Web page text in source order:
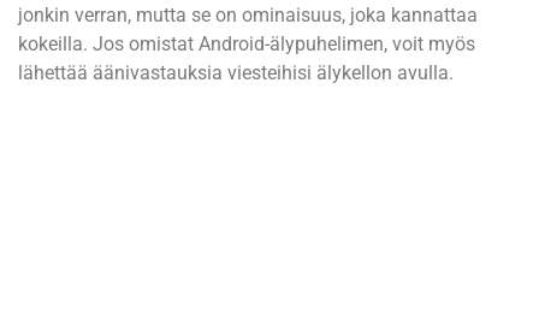
jonkin verran, mutta se on ominaisuus, joka kannattaa
kokeilla. Jos omistat Android-älypuhelimen, voit myös
lähettää äänivastauksia viesteihisi älykellon avulla.